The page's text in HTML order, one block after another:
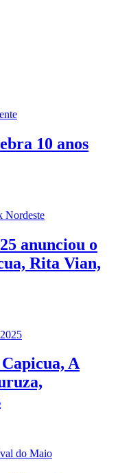
10 anos
Nordeste
anunciou o
Rita Vian,
A
do Maio